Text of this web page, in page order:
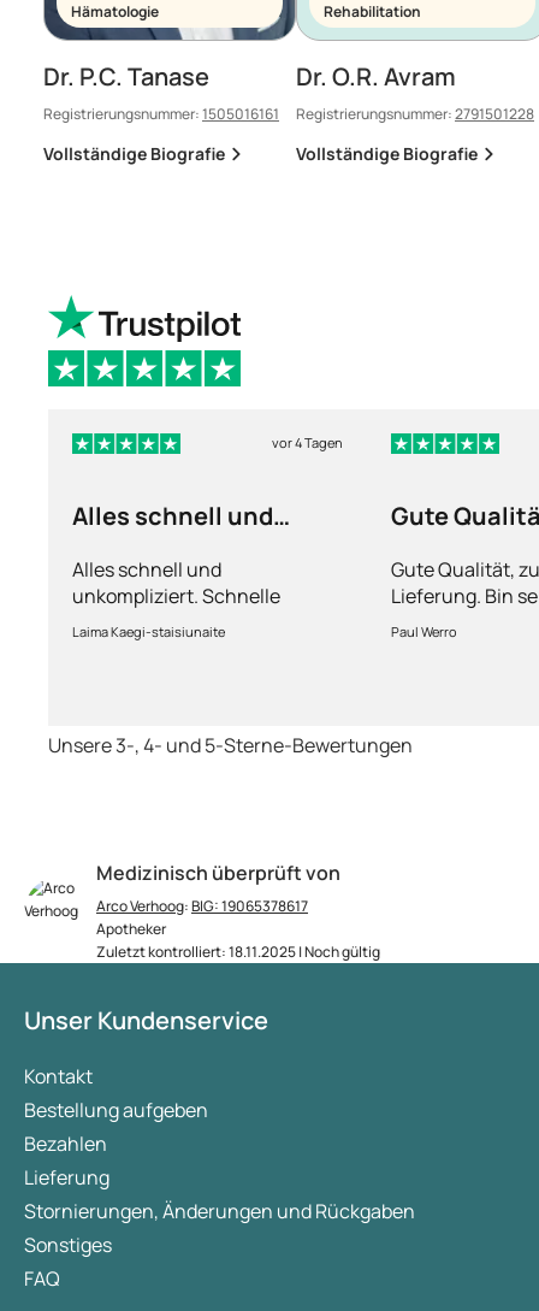
Medizinisch überprüft von
Arco Verhoog:BIG: 19065378617
Apotheker
Zuletzt kontrolliert: 18.11.2025 | Noch gültig
Hämatologie
Dr. P.C. Tanase
Registrierungsnummer:1505016161
Vollständige Biografie
Rehabilitation
Dr. O.R. Avram
Registrierungsnummer:2791501228
Vollständige Biografie
vor 4 Tagen
Alles schnell und
Alles schnell und
unkompliziert. Schnelle
Lieferung.
Laima Kaegi-staisiunaite
Gute
Gute Qualität,
Lieferung. Bin
Paul Werro
Unsere 3-, 4- und 5-Sterne-Bewertungen
Unser Kundenservice
Kontakt
Bestellung aufgeben
Bezahlen
Lieferung
Stornierungen, Änderungen und Rückgaben
Sonstiges
FAQ